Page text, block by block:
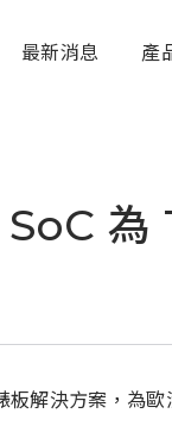
最新消息 產
為
解決方案，為